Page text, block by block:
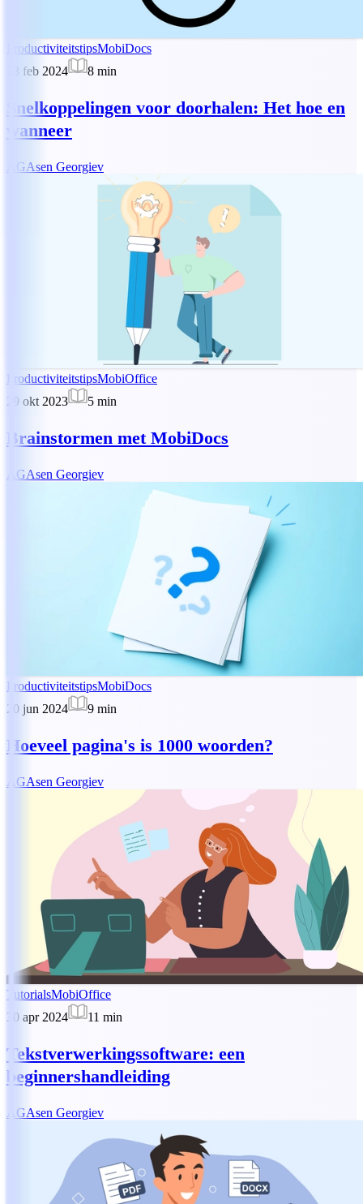
ProductiviteitstipsMobiDocs
13 feb 2024
8 min
Snelkoppelingen voor doorhalen: Het hoe en
wanneer
AGAsen Georgiev
ProductiviteitstipsMobiOffice
29 okt 2023
5 min
Brainstormen met MobiDocs
AGAsen Georgiev
ProductiviteitstipsMobiDocs
20 jun 2024
9 min
Hoeveel pagina's is 1000 woorden?
AGAsen Georgiev
TutorialsMobiOffice
30 apr 2024
11 min
Tekstverwerkingssoftware: een
beginnershandleiding
AGAsen Georgiev